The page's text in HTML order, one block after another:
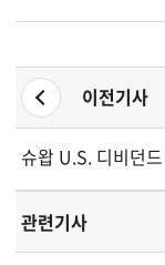
이전기사
슈왑 U.S. 디비던
관련기사